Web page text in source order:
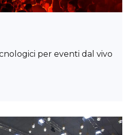
per eventi dal vivo